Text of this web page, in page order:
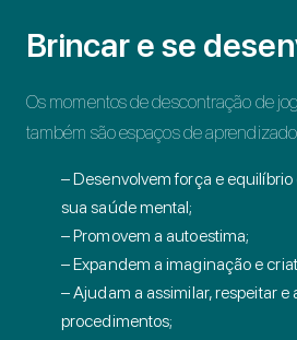
Brincar e se
Os momentos de descontração de
também são espaços de
– Desenvolvem força e
sua saúde mental;
– Promovem a autoestima;
– Expandem a imaginação e
– Ajudam a assimilar, respeitar e
procedimentos;